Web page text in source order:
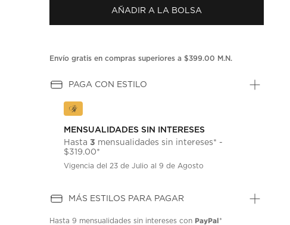
en
la
AÑADIR A LA BOLSA
Envío gratis en compras superiores a $399.00 M.N.
PAGA CON ESTILO
MENSUALIDADES SIN INTERESES
Hasta3 mensualidades sin intereses* -
$319.00*
Vigencia del 23 de Julio al 9 de Agosto
MÁS ESTILOS PARA PAGAR
Hasta9 mensualidades sin intereses con PayPal*